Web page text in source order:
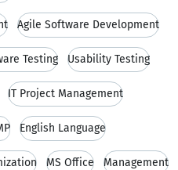
Agile Software Development
Testing Usability Testing
IT Project Management
English Language
MS Office Management